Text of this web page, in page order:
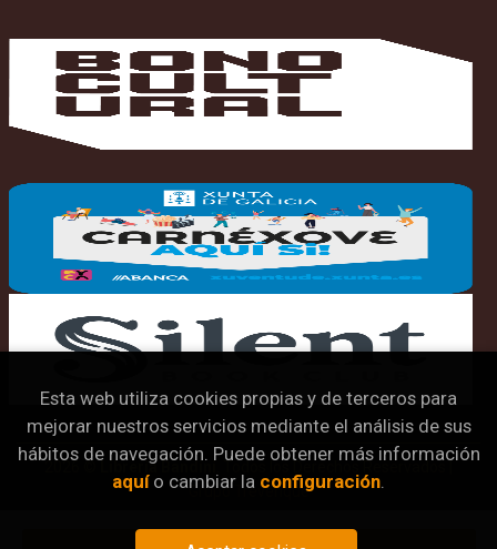
Librería Bandini
Grupo Trevenque
Esta web utiliza cookies propias y de terceros para
mejorar nuestros servicios mediante el análisis de sus
hábitos de navegación. Puede obtener más información
aquío cambiar la configuración.